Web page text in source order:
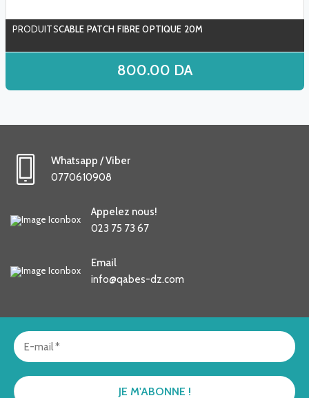
CABLE PATCH FIBRE OPTIQUE 20M
800.00 DA
Whatsapp / Viber
0770610908
Appelez nous!
023 75 73 67
Email
info@qabes-dz.com